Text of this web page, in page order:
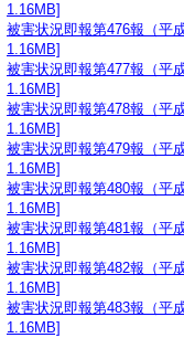
1.16MB]
被害状況即報第476報（平
1.16MB]
被害状況即報第477報（平
1.16MB]
被害状況即報第478報（平
1.16MB]
被害状況即報第479報（平
1.16MB]
被害状況即報第480報（平
1.16MB]
被害状況即報第481報（平
1.16MB]
被害状況即報第482報（平
1.16MB]
被害状況即報第483報（平
1.16MB]